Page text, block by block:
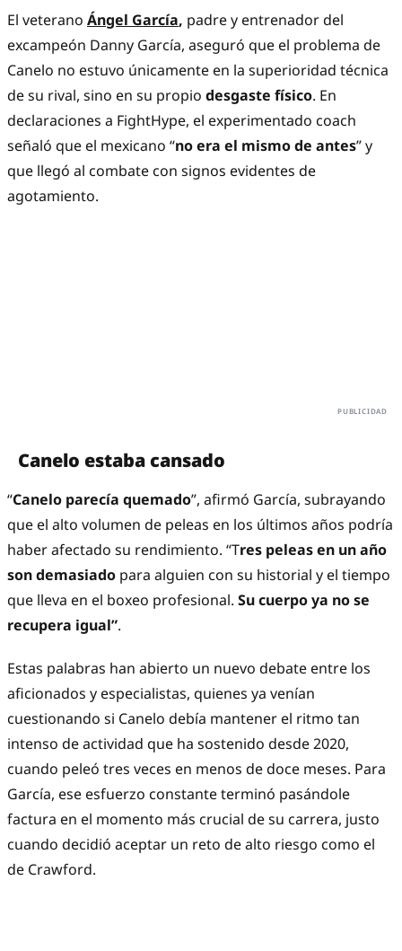
El veterano Ángel García, padre y entrenador del
excampeón Danny García, aseguró que el problema de
Canelo no estuvo únicamente en la superioridad técnica
de su rival, sino en su propio desgaste físico. En
declaraciones a FightHype, el experimentado coach
señaló que el mexicano “no era el mismo de antes” y
que llegó al combate con signos evidentes de
agotamiento.
Canelo estaba cansado
“Canelo parecía quemado”, afirmó García, subrayando
que el alto volumen de peleas en los últimos años podría
haber afectado su rendimiento. “Tres peleas en un año
son demasiado para alguien con su historial y el tiempo
que lleva en el boxeo profesional. Su cuerpo ya no se
recupera igual”.
Estas palabras han abierto un nuevo debate entre los
aficionados y especialistas, quienes ya venían
cuestionando si Canelo debía mantener el ritmo tan
intenso de actividad que ha sostenido desde 2020,
cuando peleó tres veces en menos de doce meses. Para
García, ese esfuerzo constante terminó pasándole
factura en el momento más crucial de su carrera, justo
cuando decidió aceptar un reto de alto riesgo como el
de Crawford.